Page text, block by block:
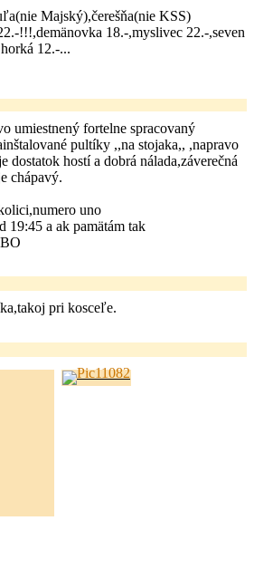
Majský),čerešňa(nie KSS)
!!!,demänovka 18.-,myslivec 22.-,seven
12.-...
umiestnený fortelne spracovaný
pultíky ,,na stojaka,, ,napravo
dostatok hostí a dobrá nálada,záverečná
chápavý.
uno
19:45 a ak pamätám tak
pri kosceľe.